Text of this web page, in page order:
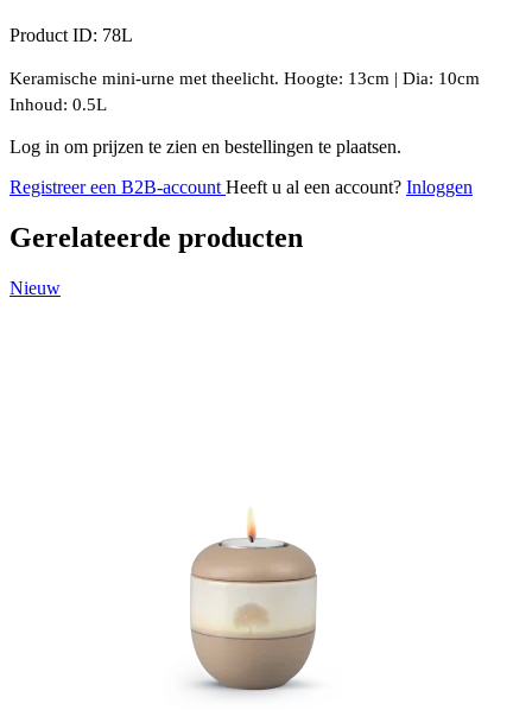
Product ID: 78L
Keramische mini-urne met theelicht. Hoogte: 13cm | Dia: 10cm
Inhoud: 0.5L
Log in om prijzen te zien en bestellingen te plaatsen.
Registreer een B2B-account Heeft u al een account? Inloggen
Gerelateerde producten
Nieuw